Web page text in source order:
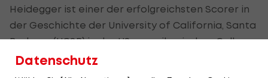
Heidegger ist einer der erfolgreichsten Scorer in
der Geschichte der University of California, Santa
Barbara (UCSB) in der US-amerikanischen College-
Liga NCAA. 1.347 erzielte Punkte von 2016 bis 2020
Datenschutz